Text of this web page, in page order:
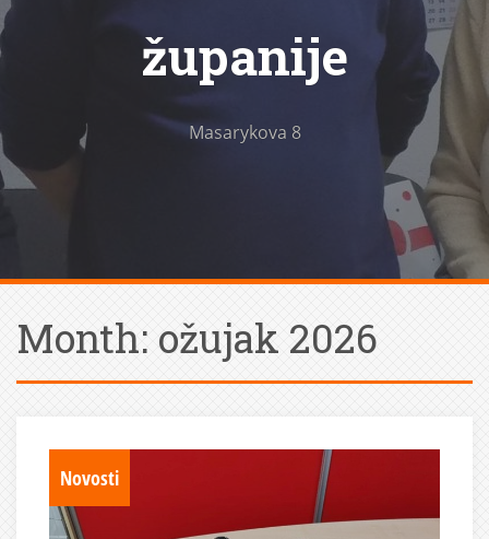
županije
Masarykova 8
Month: ožujak 2026
Novosti